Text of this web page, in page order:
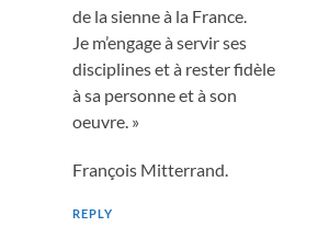
de la sienne à la France.
Je m’engage à servir ses
disciplines et à rester fidèle
à sa personne et à son
oeuvre. »
François Mitterrand.
REPLY